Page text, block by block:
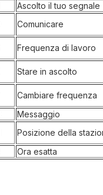
Ascolto il tuo segnale
Comunicare
Frequenza di lavoro
Stare in ascolto
Cambiare frequenza
Messaggio
Posizione della
Ora esatta